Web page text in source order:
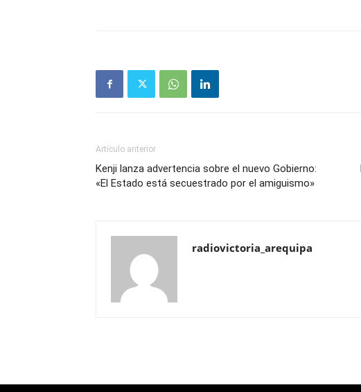
Artículo anterior
Kenji lanza advertencia sobre el nuevo Gobierno:
«El Estado está secuestrado por el amiguismo»
radiovictoria_arequipa